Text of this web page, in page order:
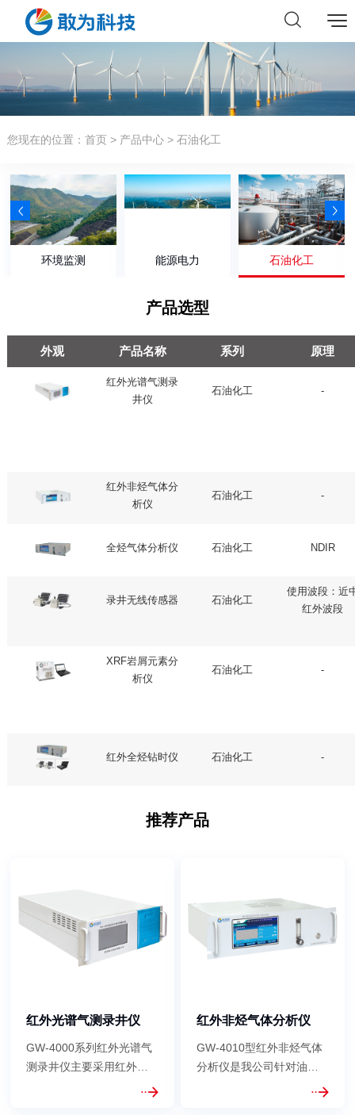
您现在的位置： 首页> 产品中心 > 石油化工
环境监测 能源电力 石油化工
产品选型
外观 产品名称 系列 原理
红外光谱气测录
井仪
石油化工 -
红外非烃气体分
析仪
石油化工 -
全烃气体分析仪 石油化工 NDIR
录井无线传感器 石油化工
使用波段：近
红外波段
XRF岩屑元素分
析仪
石油化工 -
红外全烃钻时仪 石油化工 -
推荐产品
红外光谱气测录井仪
GW-4000系列红外光谱气
测录井仪主要采用红外差
红外非烃气体分析仪
GW-4010型红外非烃气体
分析仪是我公司针对油气